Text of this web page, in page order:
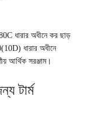
ধারার অধীনে কর ছাড়
ধারার অধীনে
আর্থিক সরঞ্জাম।
টার্ম